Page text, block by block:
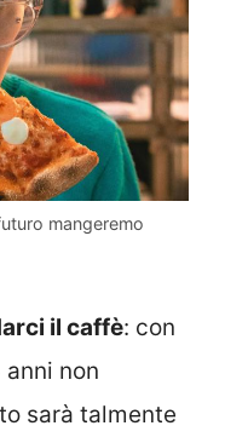
mangeremo
il caffè: con
non
sarà talmente